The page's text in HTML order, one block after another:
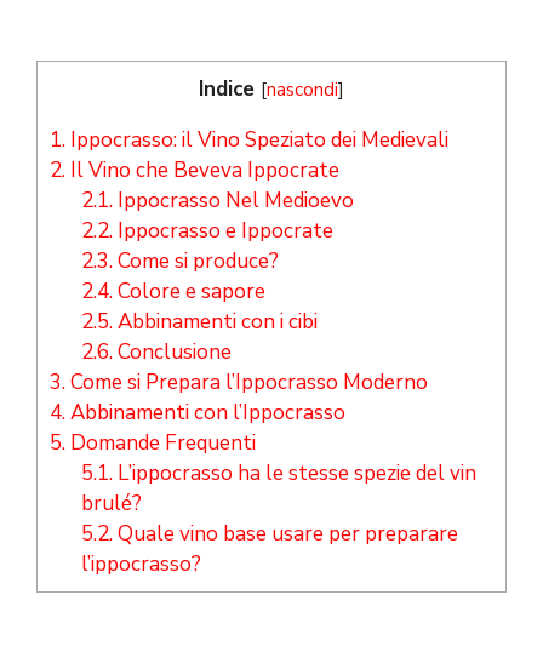
Indice [nascondi]
1. Ippocrasso: il Vino Speziato dei Medievali
2. Il Vino che Beveva Ippocrate
2.1.Ippocrasso Nel Medioevo
2.2.Ippocrasso e Ippocrate
2.3.Come si produce?
2.4.Colore e sapore
2.5.Abbinamenti con i cibi
2.6.Conclusione
3.Come si Prepara l’Ippocrasso Moderno
4.Abbinamenti con l’Ippocrasso
5. Domande Frequenti
5.1.L’ippocrasso ha le stesse spezie del vin
brulé?
5.2.Quale vino base usare per preparare
l’ippocrasso?